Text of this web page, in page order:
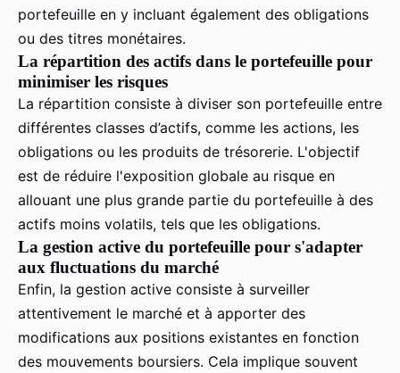
portefeuille en y incluant également des obligations
ou des titres monétaires.
La répartition des actifs dans le portefeuille pour
minimiser les risques
La répartition consiste à diviser son portefeuille entre
différentes classes d’actifs, comme les actions, les
obligations ou les produits de trésorerie. L'objectif
est de réduire l'exposition globale au risque en
allouant une plus grande partie du portefeuille à des
actifs moins volatils, tels que les obligations.
La gestion active du portefeuille pour s'adapter
aux fluctuations du marché
Enfin, la gestion active consiste à surveiller
attentivement le marché et à apporter des
modifications aux positions existantes en fonction
des mouvements boursiers. Cela implique souvent